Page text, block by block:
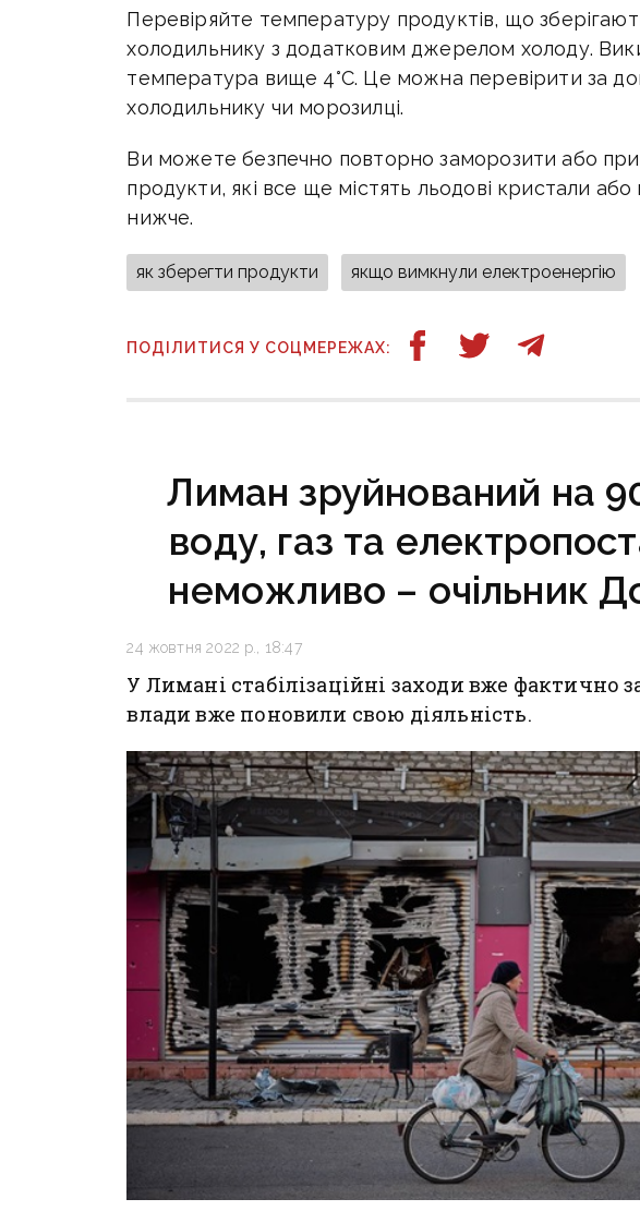
Перевіряйте температуру продуктів, що
холодильнику з додатковим джерелом холоду.
температура вище 4°С. Це можна перевірити за
холодильнику чи морозилці.
Ви можете безпечно повторно заморозити або
продукти, які все ще містять льодові кристали
нижче.
як зберегти продукти якщо вимкнули електроенергію
ПОДІЛИТИСЯ У СОЦМЕРЕЖАХ:
Лиман зруйнований на
воду, газ та
неможливо – очільник
24 жовтня 2022 р., 18:47
У Лимані стабілізаційні заходи вже фактично
влади вже поновили свою діяльність.